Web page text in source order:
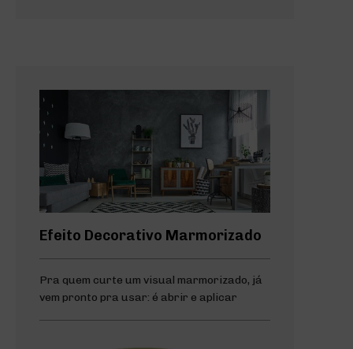
Efeito Decorativo Marmorizado
Pra quem curte um visual marmorizado, já
vem pronto pra usar: é abrir e aplicar